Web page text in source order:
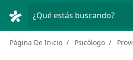
¿Qué estás buscando?
Página De Inicio Psicólogo